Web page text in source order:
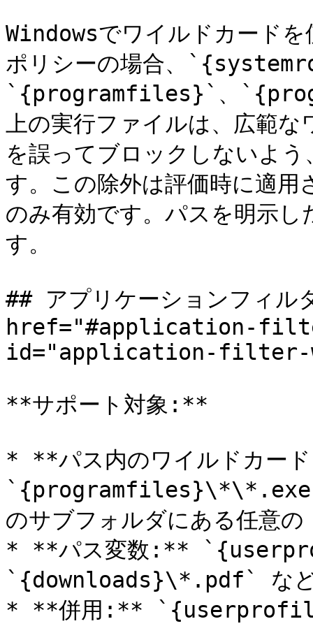
Windowsでワイルドカード
ポリシーの場合、
`{programfiles}`、
上の実行ファイルは、広範
を誤ってブロックしないよ
す。この除外は評価時に適
のみ有効です。パスを明示
す。
## アプリケーションフィル
href="#application-
id="application-filter-
**サポート対象:**
* **パス内のワイルドカー
`{programfiles}\*\*.exe`
のサブフォルダにある任意
* **パス変数:**
`{downloads}\*.pdf` な
* **併用:**